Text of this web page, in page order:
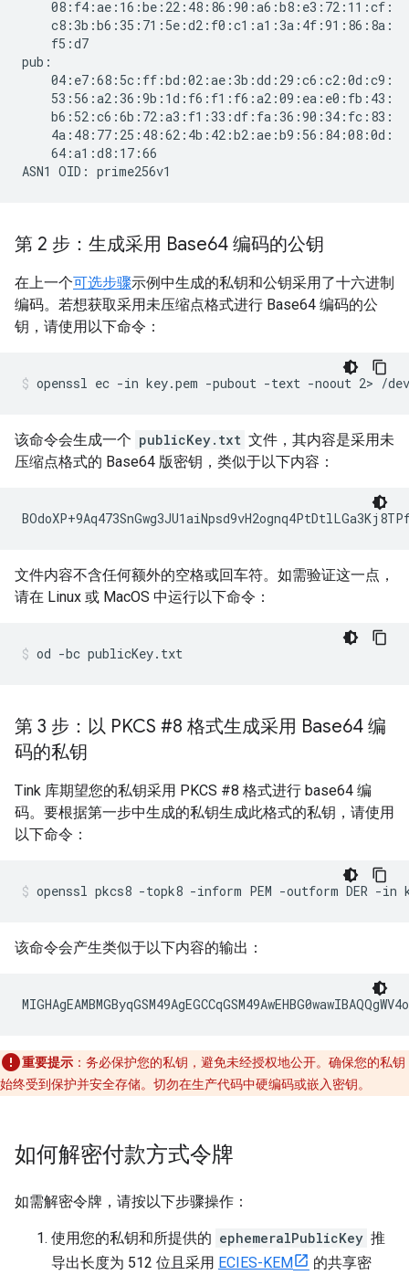
    08:f4:ae:16:be:22:48:86:90:a6:b8:e3:72:11:cf:
    c8:3b:b6:35:71:5e:d2:f0:c1:a1:3a:4f:91:86:8a:
    f5:d7
pub:
    04:e7:68:5c:ff:bd:02:ae:3b:dd:29:c6:c2:0d:c9:
    53:56:a2:36:9b:1d:f6:f1:f6:a2:09:ea:e0:fb:43:
    b6:52:c6:6b:72:a3:f1:33:df:fa:36:90:34:fc:83:
    4a:48:77:25:48:62:4b:42:b2:ae:b9:56:84:08:0d:
    64:a1:d8:17:66
第 2 步：生成采用 Base64 编码的公钥
在上一个可选步骤示例中生成的私钥和公钥采用了十六进制
编码。若想获取采用未压缩点格式进行 Base64 编码的公
钥，请使用以下命令：
该命令会生成一个 publicKey.txt 文件，其内容是采用未
压缩点格式的 Base64 版密钥，类似于以下内容：
文件内容不含任何额外的空格或回车符。如需验证这一点，
请在 Linux 或 MacOS 中运行以下命令：
第 3 步：以 PKCS #8 格式生成采用 Base64 编
码的私钥
Tink 库期望您的私钥采用 PKCS #8 格式进行 base64 编
码。要根据第一步中生成的私钥生成此格式的私钥，请使用
以下命令：
该命令会产生类似于以下内容的输出：
重要提示 ：务必保护您的私钥，避免未经授权地公开。确保您的私钥
始终受到保护并安全存储。切勿在生产代码中硬编码或嵌入密钥。
如何解密付款方式令牌
如需解密令牌，请按以下步骤操作：
使用您的私钥和所提供的 ephemeralPublicKey 推
导出长度为 512 位且采用 ECIES-KEM
的共享密